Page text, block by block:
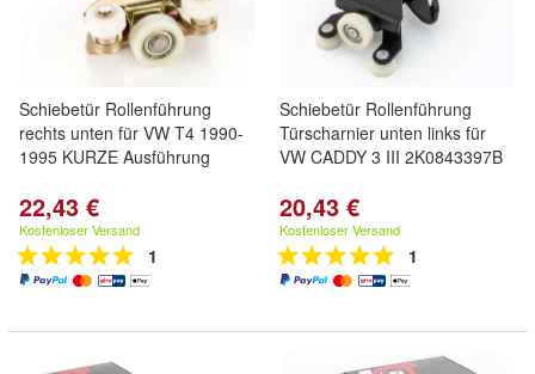
Schiebetür Rollenführung
rechts unten für VW T4 1990-
1995 KURZE Ausführung
22,43 €
Kostenloser Versand
1
Schiebetür Rollenführung
Türscharnier unten links für
VW CADDY 3 III 2K0843397B
20,43 €
Kostenloser Versand
1